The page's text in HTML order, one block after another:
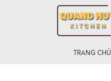
TRANG CHỦ